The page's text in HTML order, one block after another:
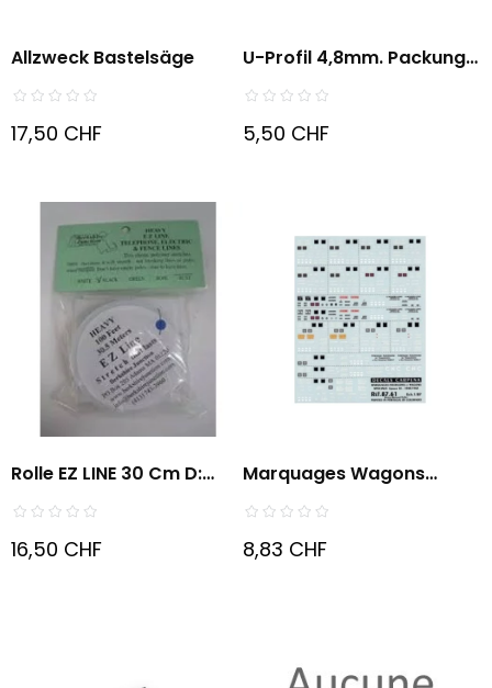
Allzweck Bastelsäge
17,50 CHF
U-Profil 4,8mm. Packung
Mit...
5,50 CHF
Rolle EZ LINE 30 Cm D:
0.5...
16,50 CHF
Marquages Wagons
45/65
8,83 CHF